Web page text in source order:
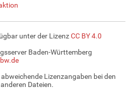
unter der LizenzCC BY 4.0
Baden-Württemberg
Lizenzangaben bei den
Dateien.